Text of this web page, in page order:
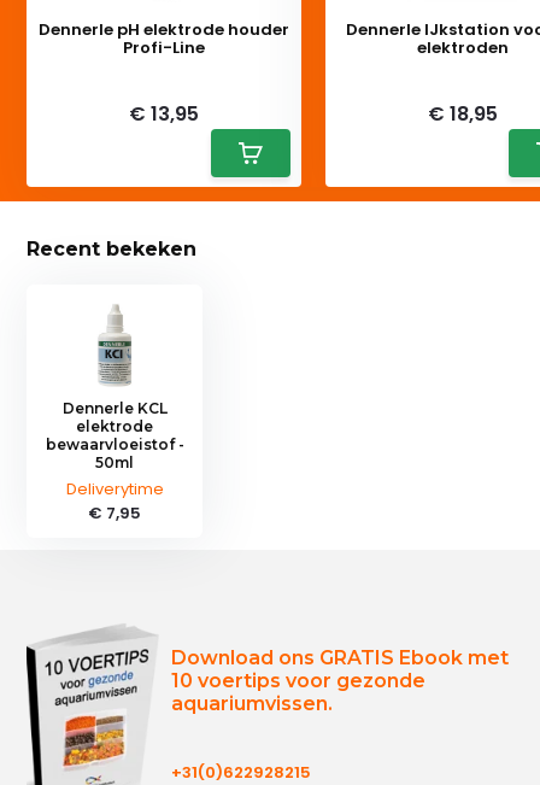
Dennerle pH elektrode houder
Profi-Line
€ 13,95
Dennerle IJkstation
elektroden
€ 18,95
Recent bekeken
Dennerle KCL
elektrode
bewaarvloeistof -
50ml
Deliverytime
€ 7,95
Download ons GRATIS Ebook met
10 voertips voor gezonde
aquariumvissen.
+31(0)622928215